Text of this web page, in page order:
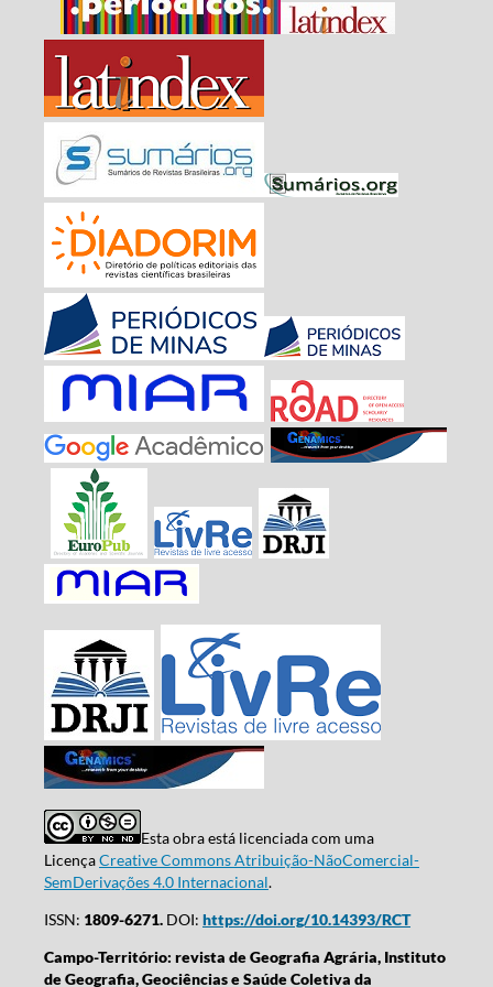
Esta obra está licenciada com uma
LicençaCreative Commons Atribuição-NãoComercial-
SemDerivações 4.0 Internacional.
ISSN: 1809-6271.DOI: https://doi.org/10.14393/RCT
Campo-Território: revista de Geografia Agrária, Instituto
de Geografia, Geociências e Saúde Coletiva da